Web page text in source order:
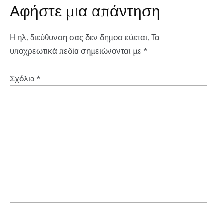
Αφήστε μια απάντηση
Η ηλ. διεύθυνση σας δεν δημοσιεύεται. Τα
υποχρεωτικά πεδία σημειώνονται με *
Σχόλιο*